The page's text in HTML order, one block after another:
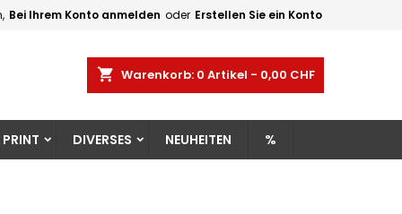
Bei Ihrem Konto anmelden oder Erstellen Sie ein Konto
shopping_cart Warenkorb: 0 Artikel - 0,00 CHF
DIVERSES NEUHEITEN %